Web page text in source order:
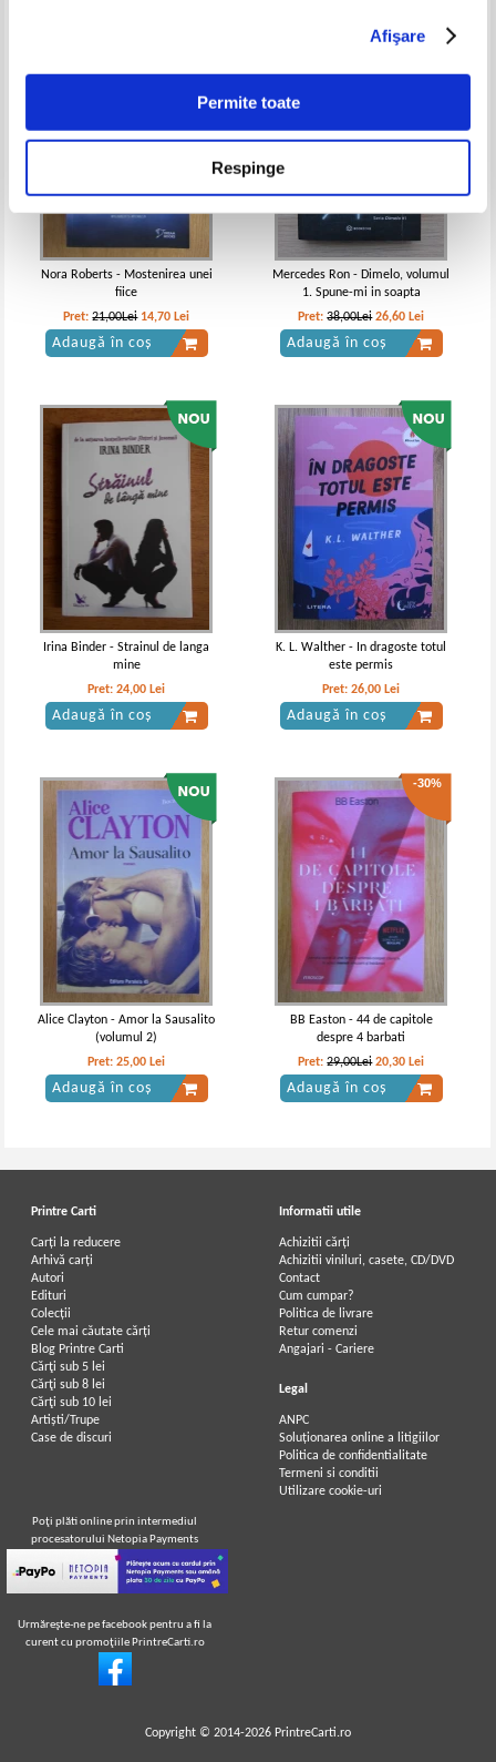
Afişare
Permite toate
Respinge
Nora Roberts - Mostenirea unei
fiice
Pret:21,00Lei 14,70 Lei
Adaugă în coș
-30%
Mercedes Ron - Dimelo, volumul
1. Spune-mi in soapta
Pret:38,00Lei 26,60 Lei
Adaugă în coș
Irina Binder - Strainul de langa
mine
Pret:24,00 Lei
Adaugă în coș
K. L. Walther - In dragoste totul
este permis
Pret:26,00 Lei
Adaugă în coș
Alice Clayton - Amor la Sausalito
(volumul 2)
Pret:25,00 Lei
Adaugă în coș
-30%
BB Easton - 44 de capitole
despre 4 barbati
Pret:29,00Lei 20,30 Lei
Adaugă în coș
Printre Carti
Carți la reducere
Arhivă carți
Autori
Edituri
Colecții
Cele mai căutate cărți
Blog Printre Carti
Cărţi sub 5 lei
Cărţi sub 8 lei
Cărţi sub 10 lei
Artiști/Trupe
Case de discuri
Informatii utile
Achizitii cărți
Achizitii viniluri, casete, CD/DVD
Contact
Cum cumpar?
Politica de livrare
Retur comenzi
Angajari - Cariere
Legal
ANPC
Soluționarea online a litigiilor
Politica de confidentialitate
Termeni si conditii
Utilizare cookie-uri
Poţi plăti online prin intermediul
procesatorului Netopia Payments
Urmăreşte-ne pe facebook pentru a fi la
curent cu promoţiile PrintreCarti.ro
Copyright © 2014-2026 PrintreCarti.ro